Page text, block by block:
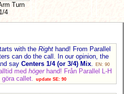
Turn
1/4
with the Right hand! From Parallel
can do the call. In our opinion, the
say Centers 1/4 (or 3/4) Mix EN: 90
med högerhand! Från Parallel L-H
callet.
update SE: 90